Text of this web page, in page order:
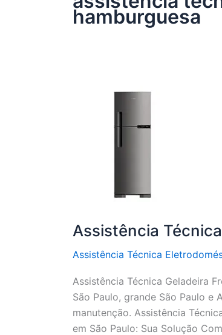
hamburguesa
Assistência
Assistência Técnica
Assistência Técnica Geladeira
São Paulo, grande São Paulo e
manutenção. Assistência
em São Paulo: Sua Solução